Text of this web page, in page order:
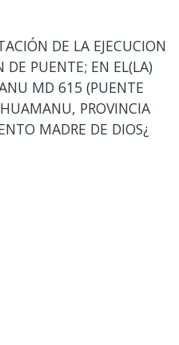
DE LA EJECUCION
DE PUENTE; EN EL(LA)
MD 615 (PUENTE
PROVINCIA
MADRE DE DIOS¿